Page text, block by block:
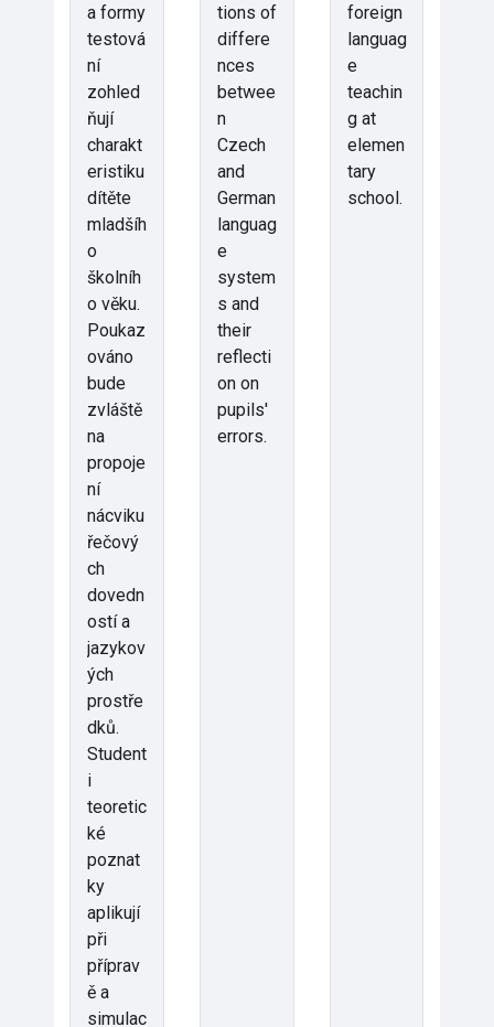
a formy
testová
ní
zohled
ňují
charakt
eristiku
dítěte
mladšíh
o
školníh
o věku.
Poukaz
ováno
bude
zvláště
na
propoje
ní
nácviku
řečový
ch
dovedn
ostí a
jazykov
ých
prostře
dků.
Student
i
teoretic
ké
poznat
ky
aplikují
při
příprav
ě a
simulac
tions of
differe
nces
betwee
n
Czech
and
German
languag
e
system
s and
their
reflecti
on on
pupils'
errors.
foreign
languag
e
teachin
g at
elemen
tary
school.